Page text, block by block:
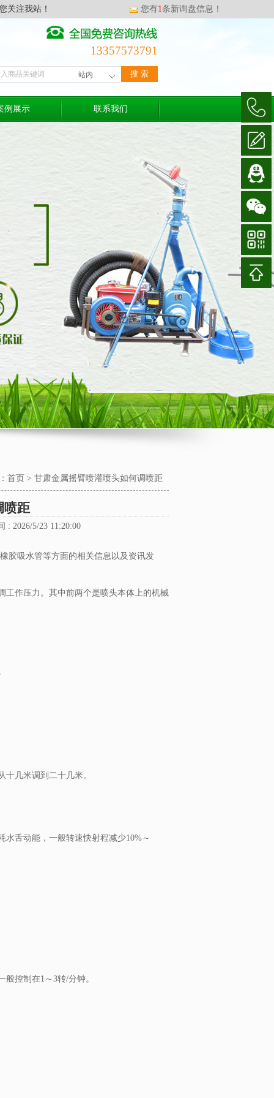
关注我站！ 您有1条新询盘信息！
13357573791
例展示 联系我们
首页 > 甘肃金属摇臂喷灌喷头如何调喷距
喷距
: 2026/5/23 11:20:00
胶吸水管等方面的相关信息以及资讯发
工作压力。其中前两个是喷头本体上的机械
几米调到二十几米。
舌动能，一般转速快射程减少10%～
控制在1～3转/分钟。